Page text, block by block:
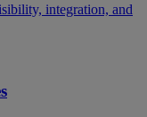
integration, and